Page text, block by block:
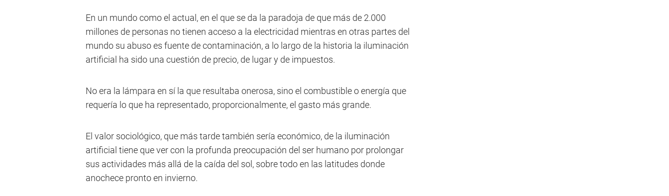
En un mundo como el actual, en el que se da la paradoja de que más de 2.000
millones de personas no tienen acceso a la electricidad mientras en otras partes del
mundo su abuso es fuente de contaminación, a lo largo de la historia la iluminación
artificial ha sido una cuestión de precio, de lugar y de impuestos.
No era la lámpara en sí la que resultaba onerosa, sino el combustible o energía que
requería lo que ha representado, proporcionalmente, el gasto más grande.
El valor sociológico, que más tarde también sería económico, de la iluminación
artificial tiene que ver con la profunda preocupación del ser humano por prolongar
sus actividades más allá de la caída del sol, sobre todo en las latitudes donde
anochece pronto en invierno.